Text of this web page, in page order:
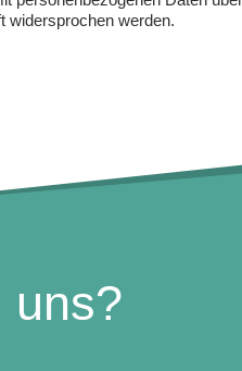
widersprochen werden.
uns?